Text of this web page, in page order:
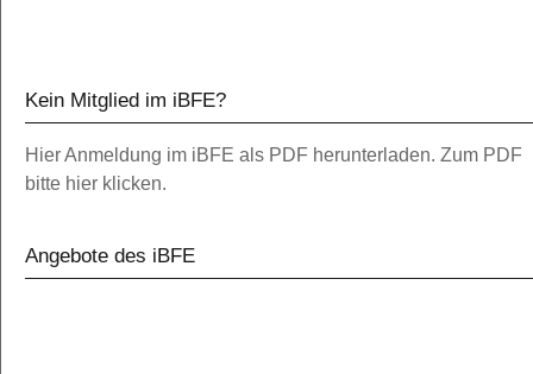
Kein Mitglied im iBFE?
Hier Anmeldung im iBFE als PDF herunterladen. Zum PDF
bitte hier klicken.
Angebote des iBFE